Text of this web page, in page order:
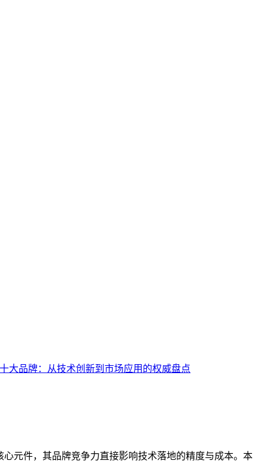
大品牌：从技术创新到市场应用的权威盘点
心元件，其品牌竞争力直接影响技术落地的精度与成本。本